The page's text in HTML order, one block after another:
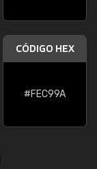
CÓDIGO HEX
#FEC99A